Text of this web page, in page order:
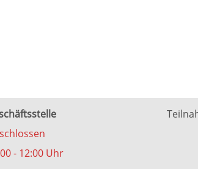
- 12:00 Uhr